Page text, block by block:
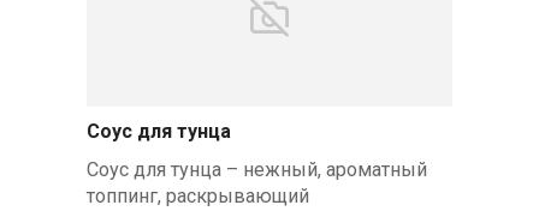
Соус для тунца
Соус для тунца – нежный, ароматный
топпинг, раскрывающий